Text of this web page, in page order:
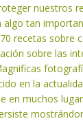
nuestros
algo tan
recetas sobre
sobre las
en la
en muchos